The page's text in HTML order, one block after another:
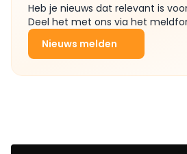
Heb je nieuws dat relevant is
Deel het met ons via het
Nieuws melden